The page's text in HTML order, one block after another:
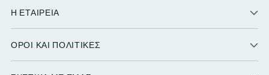
Η ΕΤΑΙΡΕΙΑ
ΟΡΟΙ ΚΑΙ ΠΟΛΙΤΙΚΕΣ